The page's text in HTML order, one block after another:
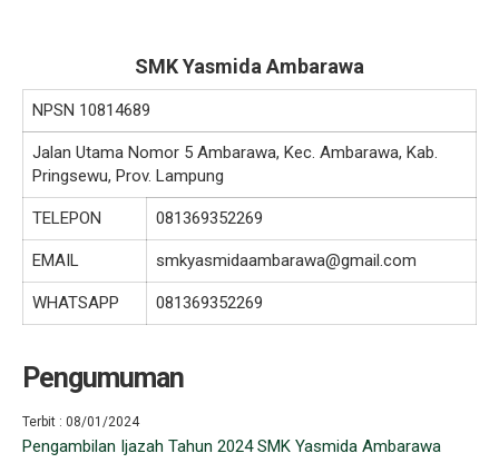
SMK Yasmida Ambarawa
NPSN 10814689
Jalan Utama Nomor 5 Ambarawa, Kec. Ambarawa, Kab.
Pringsewu, Prov. Lampung
TELEPON 081369352269
EMAIL smkyasmidaambarawa@gmail.com
WHATSAPP 081369352269
Pengumuman
Terbit : 08/01/2024
Pengambilan Ijazah Tahun 2024 SMK Yasmida Ambarawa